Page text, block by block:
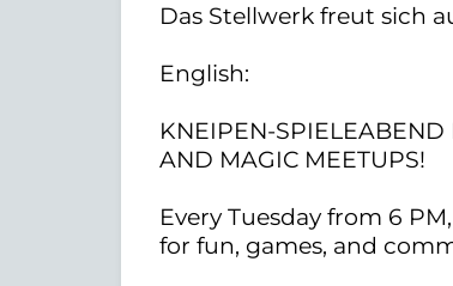
Das Stellwerk freut sich
English:
KNEIPEN-
AND MAGIC MEETUPS!
Every Tuesday from 6
for fun, games, and